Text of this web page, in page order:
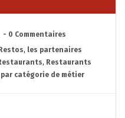
- 0 Commentaires
, les partenaires
, Restaurants
catégorie de métier